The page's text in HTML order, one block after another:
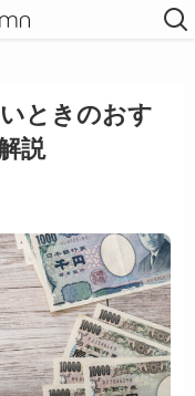
ときのおす
説